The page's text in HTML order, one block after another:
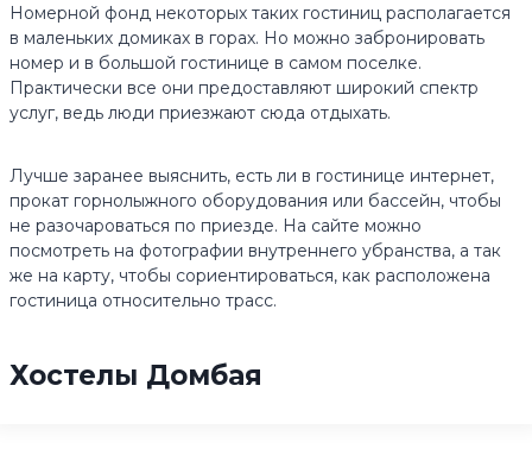
Номерной фонд некоторых таких гостиниц располагается
в маленьких домиках в горах. Но можно забронировать
номер и в большой гостинице в самом поселке.
Практически все они предоставляют широкий спектр
услуг, ведь люди приезжают сюда отдыхать.
Лучше заранее выяснить, есть ли в гостинице интернет,
прокат горнолыжного оборудования или бассейн, чтобы
не разочароваться по приезде. На сайте можно
посмотреть на фотографии внутреннего убранства, а так
же на карту, чтобы сориентироваться, как расположена
гостиница относительно трасс.
Хостелы Домбая